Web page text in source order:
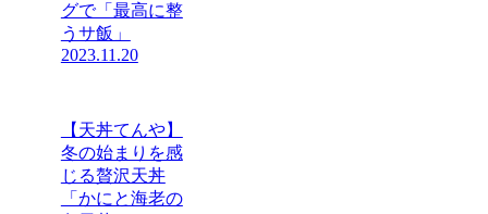
グで「最高に整
うサ飯」
2023.11.20
【天丼てんや】
冬の始まりを感
じる贅沢天丼
「かにと海老の